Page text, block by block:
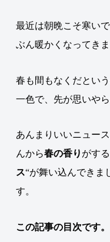
最近は朝晩こそ寒い
ぶん暖かくなってきま
春も間もなくだとい
一色で、先が思いやら
あんまりいいニュー
んから春の香り がす
ス“が舞い込んできま
す。
この記事の目次です。